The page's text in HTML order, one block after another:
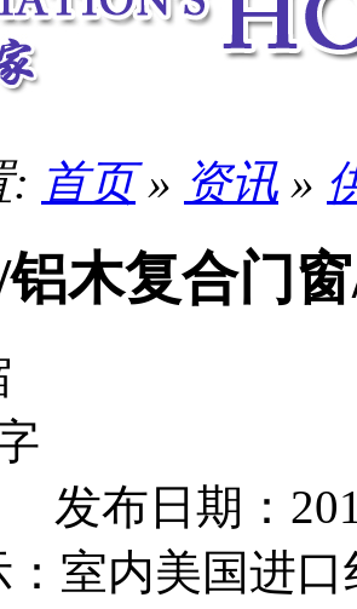
: 首页» 资讯 »
木复合门
发布日期：
室内美国进